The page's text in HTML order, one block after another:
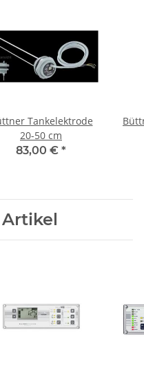
Tankelektrode
20-50 cm
83,00 € *